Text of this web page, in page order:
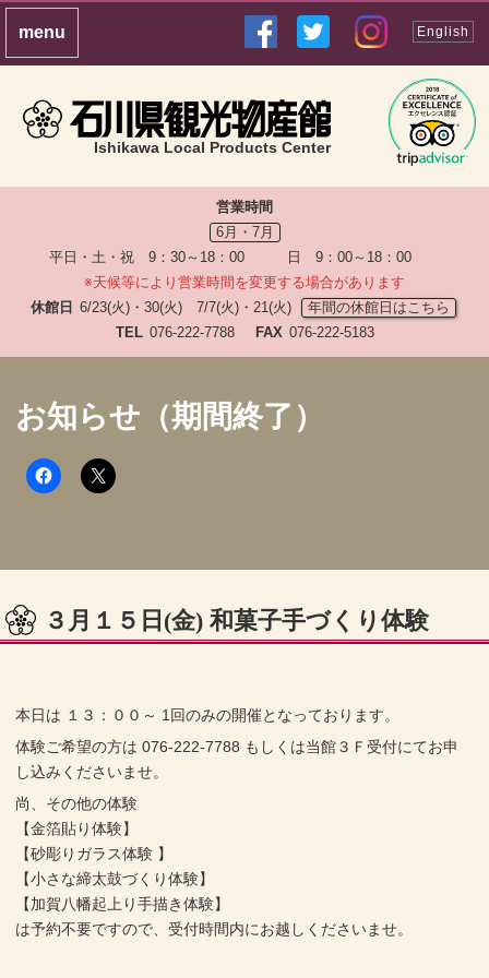
Ishikawa Local Products Center
English
営業時間
6月・7月
平日・土・祝 9：30～18：00 日 9：00～18：00
※天候等により営業時間を変更する場合があります
休館日 6/23(火)・30(火) 7/7(火)・21(火)
年間の休館日はこちら
TEL 076-222-7788 FAX 076-222-5183
お知らせ（期間終了）
３月１５日(金) 和菓子手づくり体験
本日は １３：００～ 1回のみの開催となっております。
体験ご希望の方は 076-222-7788 もしくは当館３Ｆ受付にてお申
し込みくださいませ。
尚、その他の体験
【金箔貼り体験】
【砂彫りガラス体験 】
【小さな締太鼓づくり体験】
【加賀八幡起上り手描き体験】
は予約不要ですので、受付時間内にお越しくださいませ。